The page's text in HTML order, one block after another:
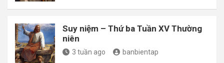
Suy niệm – Thứ ba Tuần XV Thường
niên
3 tuần ago banbientap